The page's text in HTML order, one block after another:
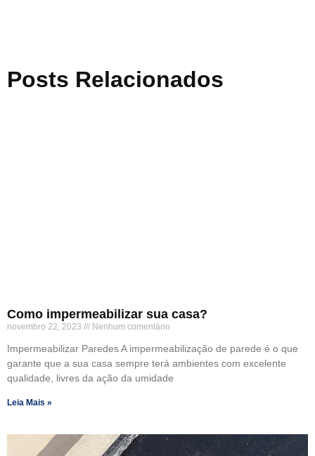
Posts Relacionados
Como impermeabilizar sua casa?
novembro 22, 2023 Nenhum comentário
Impermeabilizar Paredes A impermeabilização de parede é o que
garante que a sua casa sempre terá ambientes com excelente
qualidade, livres da ação da umidade
Leia Mais »